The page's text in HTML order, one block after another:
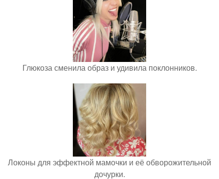
Глюкоза сменила образ и удивила поклонников.
Локоны для эффектной мамочки и её обворожительной
дочурки.